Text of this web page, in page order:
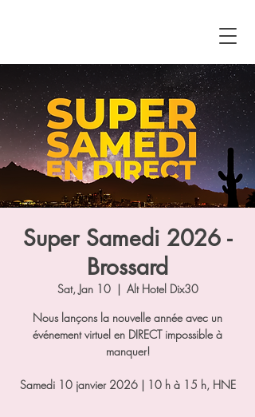
Super Samedi 2026 -
Brossard
Sat, Jan 10
  |
Alt Hotel Dix30
Nous lançons la nouvelle année avec un
événement virtuel en DIRECT impossible à
manquer!
Samedi 10 janvier 2026 | 10 h à 15 h, HNE